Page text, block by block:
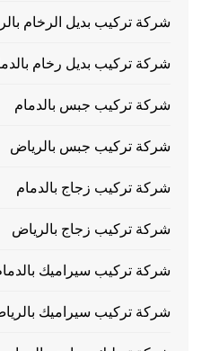
شركة تركيب بديل الرخام
شركة تركيب بديل رخام
شركة تركيب جبس بالدمام
شركة تركيب جبس بالرياض
شركة تركيب زجاج بالدمام
شركة تركيب زجاج بالرياض
شركة تركيب سيراميك
شركة تركيب سيراميك